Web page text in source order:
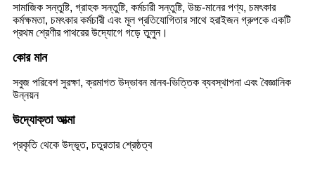
সামাজিক সন্তুষ্টি, গ্রাহক সন্তুষ্টি, কর্মচারী সন্তুষ্টি, উচ্চ-মানের পণ্য, চমৎকার
কর্মক্ষমতা, চমৎকার কর্মচারী এবং মূল প্রতিযোগিতার সাথে হরাইজন গ্রুপকে একটি
প্রথম শ্রেণীর পাথরের উদ্যোগে গড়ে তুলুন।
কোর মান
সবুজ পরিবেশ সুরক্ষা, ক্রমাগত উদ্ভাবন মানব-ভিত্তিক ব্যবস্থাপনা এবং বৈজ্ঞানিক
উন্নয়ন
উদ্যোক্তা আত্মা
প্রকৃতি থেকে উদ্ভূত, চতুরতার শ্রেষ্ঠত্ব